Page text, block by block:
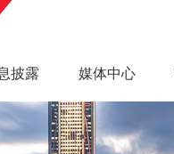
披露 媒体中心